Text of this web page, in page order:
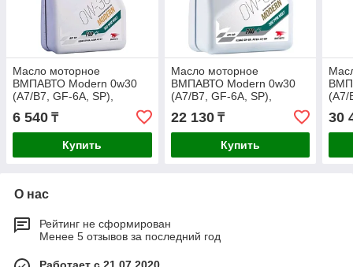
Масло моторное
ВМПАВТО Modern 0w30
(A7/B7, GF-6A, SP),
канистра 1л.
6 540 ₸
Купить
Масло моторное
ВМПАВТО Modern 0w30
(A7/B7, GF-6A, SP),
канистра 4л.
22 130₸
Купить
(A7/
30
О нас
Рейтинг не сформирован
Менее 5 отзывов за последний год